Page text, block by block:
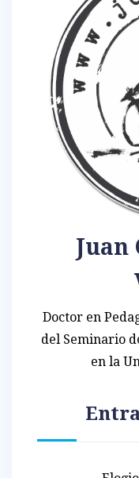
Juan
Doctor en
del Seminario
en la